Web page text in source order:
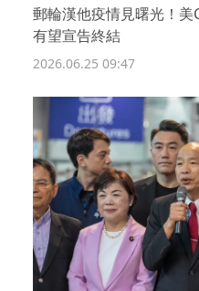
郵輪漢他疫情見曙光！
有望宣告終結
2026.06.25 09:47